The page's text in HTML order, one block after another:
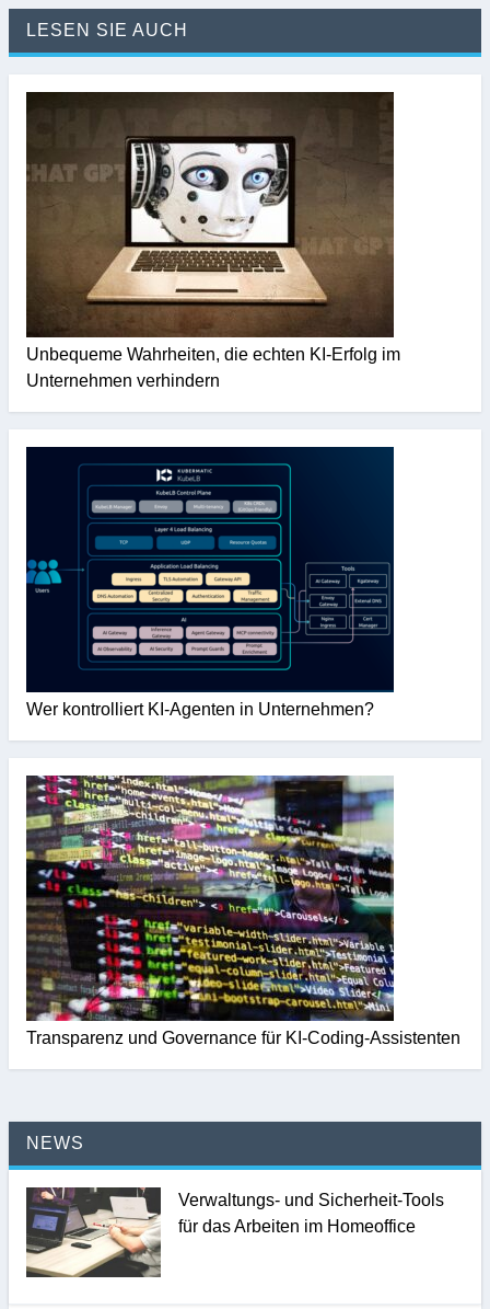
LESEN SIE AUCH
Unbequeme Wahrheiten, die echten KI-Erfolg im
Unternehmen verhindern
Wer kontrolliert KI-Agenten in Unternehmen?
Transparenz und Governance für KI-Coding-Assistenten
NEWS
Verwaltungs- und Sicherheit-Tools
für das Arbeiten im Homeoffice